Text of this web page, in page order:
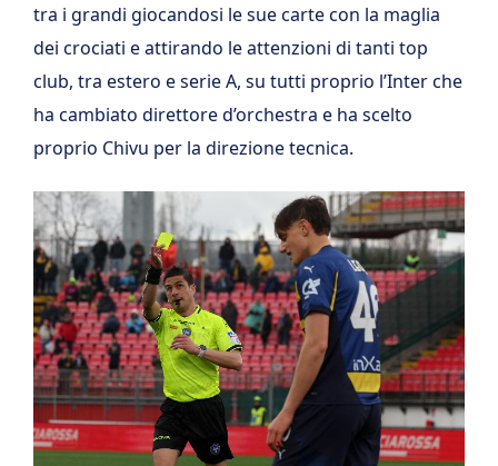
tra i grandi giocandosi le sue carte con la maglia
dei crociati e attirando le attenzioni di tanti top
club, tra estero e serie A, su tutti proprio l’Inter che
ha cambiato direttore d’orchestra e ha scelto
proprio Chivu per la direzione tecnica.